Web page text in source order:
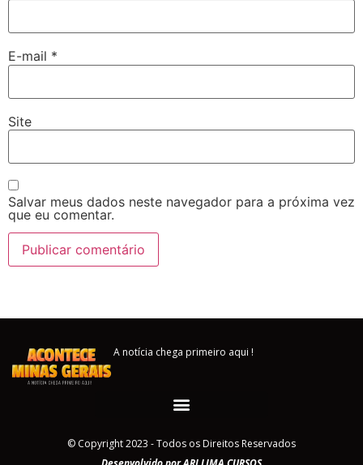
E-mail *
Site
Salvar meus dados neste navegador para a próxima vez
que eu comentar.
A notícia chega primeiro aqui !
© Copyright 2023 - Todos os Direitos Reservados